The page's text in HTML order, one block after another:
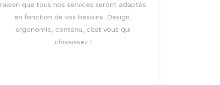
raison que tous nos services seront adaptés
en fonction de vos besoins. Design,
ergonomie, contenu, c’est vous qui
choisissez !